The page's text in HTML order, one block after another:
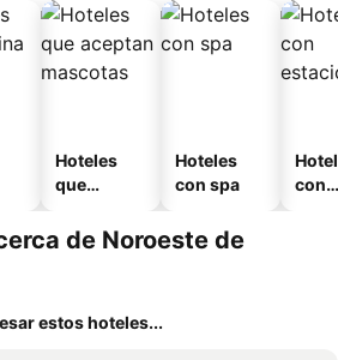
Hoteles
que
mascotas
Hoteles
con spa
con
de Noroeste de
estos hoteles...